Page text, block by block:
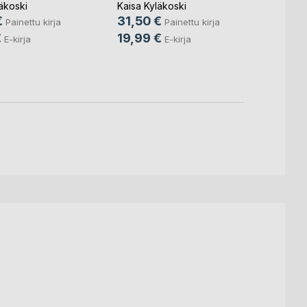
Painettu kirja
E-kirja
Kaisa Kyläkoski
31,50 € Painettu kirja
19,99 € E-kirja